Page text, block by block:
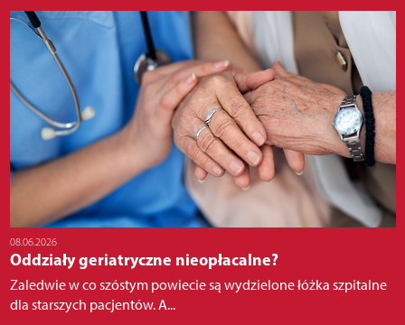
08.06.2026
Oddziały geriatryczne nieopłacalne?
Zaledwie w co szóstym powiecie są wydzielone łóżka szpitalne
dla starszych pacjentów. A...